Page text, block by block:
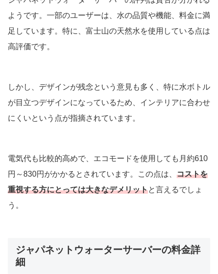
ようです。一部のユーザーは、水の品質や機能、料金に満
足しています。特に、富士山の天然水を使用している点は
高評価です。
しかし、デザインが残念という意見も多く、特に水ボトル
が目立つデザインになっているため、インテリアに合わせ
にくいという点が指摘されています。
電気代も比較的高めで、エコモードを使用しても月約610
円～830円がかかるとされています。この点は、 コストを
重視する方にとっては大きなデメリットと言えるでしょ
う。
ジャパネットウォーターサーバーの料金詳
細